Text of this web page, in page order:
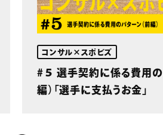
コンサル×スポビズ
#５ 選手契約に係る費用の
編）「選手に支払うお金」